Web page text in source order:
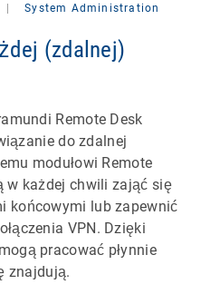
System Administration
(zdalnej)
Remote Desk
do zdalnej
modułowi Remote
w każdej chwili zająć się
końcowymi lub zapewnić
VPN. Dzięki
pracować płynnie
znajdują.